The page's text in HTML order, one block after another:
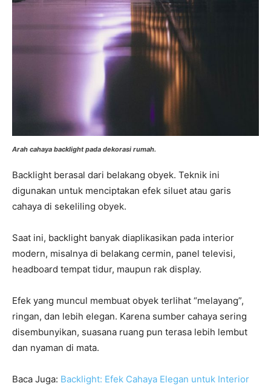
Arah cahaya backlight pada dekorasi rumah.
Backlight berasal dari belakang obyek. Teknik ini
digunakan untuk menciptakan efek siluet atau garis
cahaya di sekeliling obyek.
Saat ini, backlight banyak diaplikasikan pada interior
modern, misalnya di belakang cermin, panel televisi,
headboard tempat tidur, maupun rak display.
Efek yang muncul membuat obyek terlihat “melayang”,
ringan, dan lebih elegan. Karena sumber cahaya sering
disembunyikan, suasana ruang pun terasa lebih lembut
dan nyaman di mata.
Baca Juga: Backlight: Efek Cahaya Elegan untuk Interior